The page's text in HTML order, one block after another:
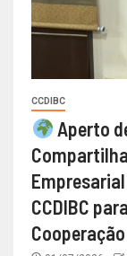
CCDIBC
Aperto
CCDIBC